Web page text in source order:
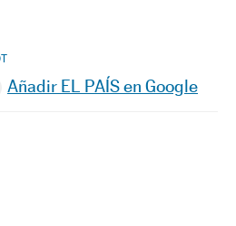
en Facebook
en Twitter
Redes Sociales
Añadir EL PAÍS en Google